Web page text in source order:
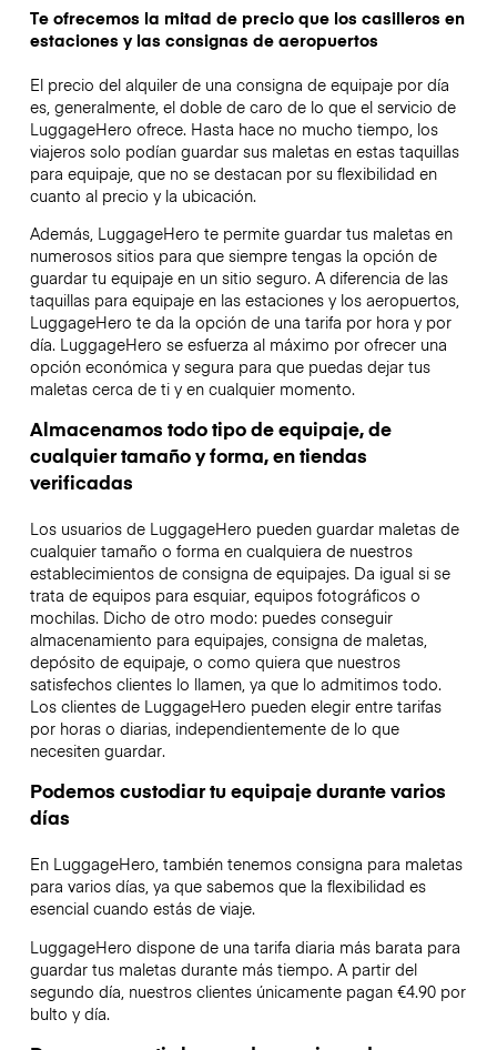
Te ofrecemos la mitad de precio que los casilleros en
estaciones y las consignas de aeropuertos
El precio del alquiler de una consigna de equipaje por día
es, generalmente, el doble de caro de lo que el servicio de
LuggageHero ofrece. Hasta hace no mucho tiempo, los
viajeros solo podían guardar sus maletas en estas taquillas
para equipaje, que no se destacan por su flexibilidad en
cuanto al precio y la ubicación.
Además, LuggageHero te permite guardar tus maletas en
numerosos sitios para que siempre tengas la opción de
guardar tu equipaje en un sitio seguro. A diferencia de las
taquillas para equipaje en las estaciones y los aeropuertos,
LuggageHero te da la opción de una tarifa por hora y por
día. LuggageHero se esfuerza al máximo por ofrecer una
opción económica y segura para que puedas dejar tus
maletas cerca de ti y en cualquier momento.
Almacenamos todo tipo de equipaje, de
cualquier tamaño y forma, en tiendas
verificadas
Los usuarios de LuggageHero pueden guardar maletas de
cualquier tamaño o forma en cualquiera de nuestros
establecimientos de consigna de equipajes. Da igual si se
trata de equipos para esquiar, equipos fotográficos o
mochilas. Dicho de otro modo: puedes conseguir
almacenamiento para equipajes, consigna de maletas,
depósito de equipaje, o como quiera que nuestros
satisfechos clientes lo llamen, ya que lo admitimos todo.
Los clientes de LuggageHero pueden elegir entre tarifas
por horas o diarias, independientemente de lo que
necesiten guardar.
Podemos custodiar tu equipaje durante varios
días
En LuggageHero, también tenemos consigna para maletas
para varios días, ya que sabemos que la flexibilidad es
esencial cuando estás de viaje.
LuggageHero dispone de una tarifa diaria más barata para
guardar tus maletas durante más tiempo. A partir del
segundo día, nuestros clientes únicamente pagan €4.90 por
bulto y día.